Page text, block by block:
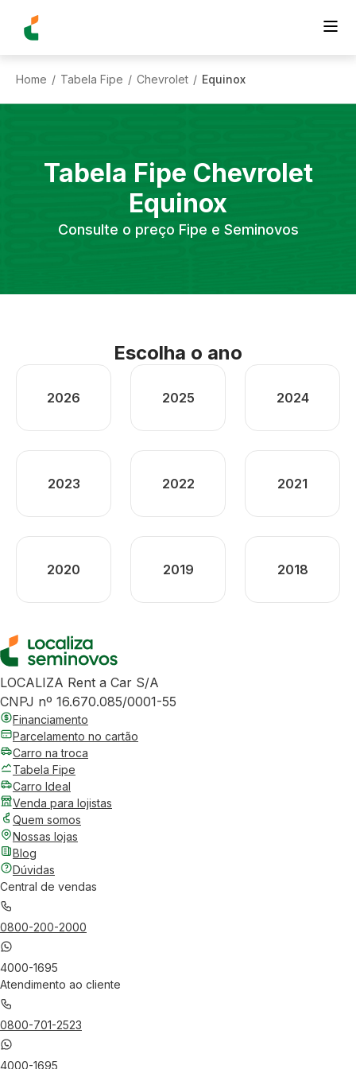
Home / Tabela Fipe / Chevrolet / Equinox
Tabela Fipe Chevrolet
Equinox
Consulte o preço Fipe e Seminovos
Escolha o ano
2026 2025 2024
2023 2022 2021
2020 2019 2018
LOCALIZA Rent a Car S/A
CNPJ nº 16.670.085/0001-55
Financiamento
Parcelamento no cartão
Carro na troca
Tabela Fipe
Carro Ideal
Venda para lojistas
Quem somos
Nossas lojas
Blog
Dúvidas
Central de vendas
0800-200-2000
4000-1695
Atendimento ao cliente
0800-701-2523
4000-1695